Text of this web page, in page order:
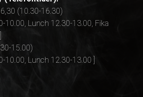
(10.30-16.30)
10.00, Lunch 12.30-13.00, Fika
15.00)
10.00, Lunch 12.30-13.00 ]